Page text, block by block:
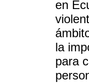
en
la
para